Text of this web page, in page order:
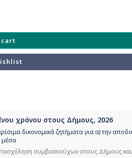
cart
χρόνου στους Δήμους, 2026
δικονομικά ζητήματα για α) την
μέσα
συμβασιούχων στους Δήμους